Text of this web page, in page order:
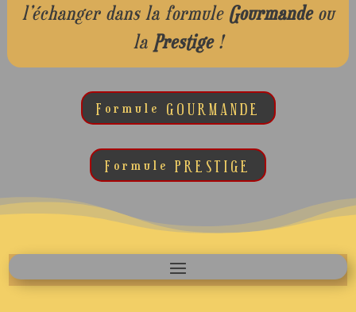
l’échanger dans la formule Gourmandeou
la Prestige!
Formule GOURMANDE
Formule PRESTIGE